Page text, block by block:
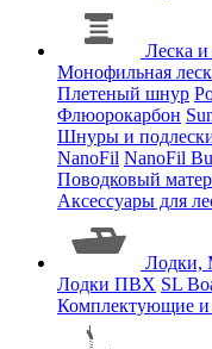
Леска
Монофильная
Плетеный шнур
Флюорокарбон
Шнуры и
NanoFil NanoFil
Поводковый
Аксессуары для
Лодки,
Лодки ПВХ SL
Комплектующие и